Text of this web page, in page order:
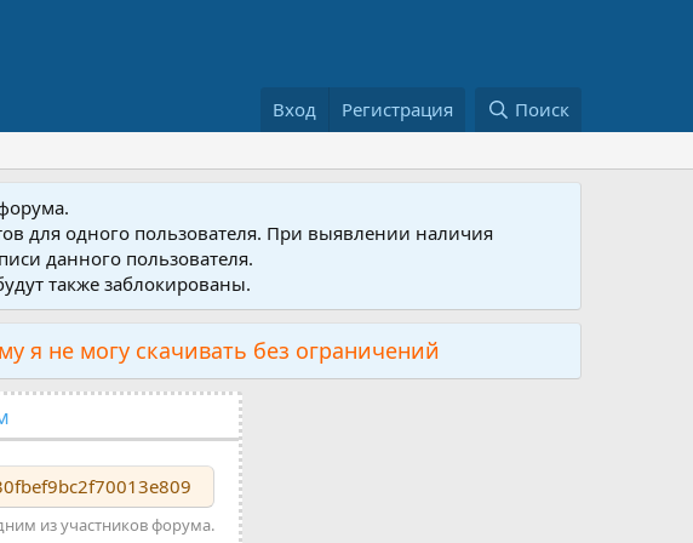
Вход Регистрация Поиск
для одного пользователя. При выявлении наличия
данного пользователя.
также заблокированы.
я не могу скачивать без ограничений
из участников форума.